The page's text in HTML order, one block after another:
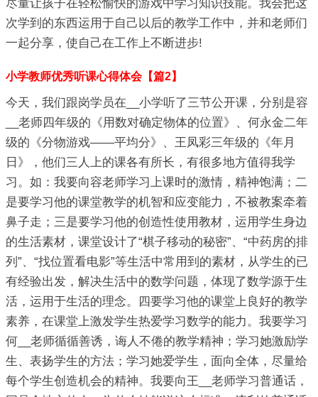
尽量让孩子在轻松愉快的游戏中学习知识技能。我会把这
次学到的东西运用于自己以后的教学工作中，并和老师们
一起分享，使自己在工作上不断进步!
小学教师优秀听课心得体会【篇2】
今天，我们跟岗学员在__小学听了三节公开课，分别是容
__老师四年级的《用数对确定物体的位置》、何永金二年
级的《分物游戏――平均分》、王凤彩三年级的《年月
日》，他们三人上的课各有所长，有很多地方值得我学
习。如：我要向容老师学习上课时的激情，精神饱满；二
是要学习他的课堂教学的机智和应变能力，不被教案牵着
鼻子走；三是要学习他的创造性使用教材，运用学生身边
的生活素材，课堂设计了“棋子移动的秘密”、“中药房的排
列”、“找位置看电影”等生活中常用到的素材，从学生的已
有经验出发，解决生活中的数学问题，体现了数学源于生
活，运用于生活的理念。四要学习他的课堂上良好的教学
素养，在课堂上激发学生热爱学习数学的能力。我要学习
何__老师循循善诱，诲人不倦的教学精神；学习她激励学
生、表扬学生的方法；学习她爱学生，面向全体，尽量给
每个学生创造机会的精神。我要向王__老师学习普通话，